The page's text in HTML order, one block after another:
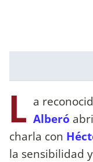
L a
Alberó
charla con
la sensibilidad